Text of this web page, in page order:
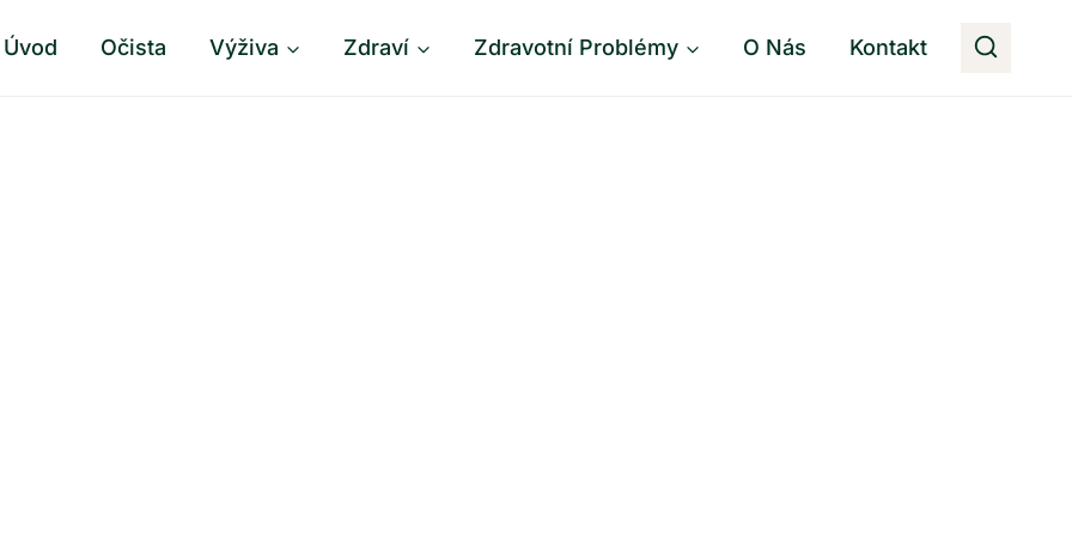
Úvod Očista Výživa Zdraví Zdravotní Problémy O Nás Kontakt